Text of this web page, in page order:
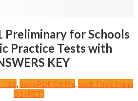
Preliminary for Schools
Practice Tests with
KEY
- B1 ,Sách PDF Có Phí,Sách Thực Hành
B1 (PET)